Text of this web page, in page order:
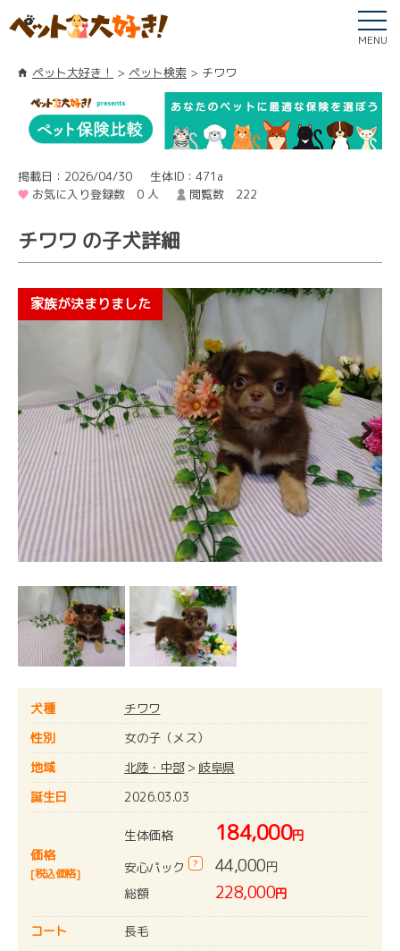
MENU
ペット大好き！ ペット検索 チワワ
掲載日：2026/04/30
生体ID：471a
お気に入り登録数 0 人
閲覧数 222
チワワ の子犬詳細
Next
犬種
チワワ
性別
女の子（メス）
地域
北陸・中部> 岐阜県
誕生日
2026.03.03
価格
[税込価格]
生体価格 184,000円
安心パック
? 44,000円
総額
228,000円
コート
長毛